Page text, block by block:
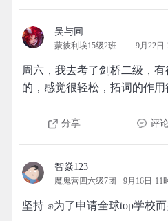
吴与同
蒙彼利埃15级2班拓团 9月22日
周六，我去考了剑桥二级，
的，感觉很轻松，拓词的作用
分享 评
智焱123
魔鬼营四六级7团 9月16日 11
坚持 ✊为了申请全球top学校